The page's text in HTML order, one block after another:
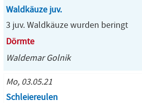
Waldkäuze juv.
3 juv. Waldkäuze wurden beringt
Dörmte
Waldemar Golnik
Mo, 03.05.21
Schleiereulen